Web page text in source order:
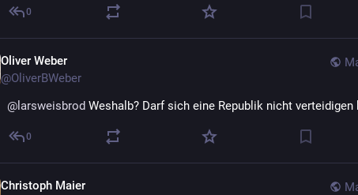
0
Oliver Weber
@OliverBWeber
@ larsweisbrod Weshalb? Darf sich eine Republik nicht verteidigen
0
Christoph Maier